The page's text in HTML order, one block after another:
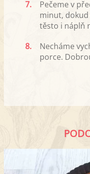
7.
Pečeme v
minut,
těsto i náplň
8.
Necháme
porce.